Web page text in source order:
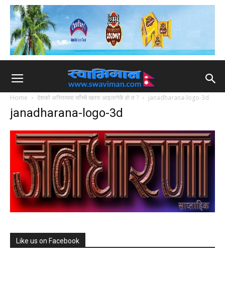
Home देशको अस्तित्वमा साँच्चै खतरा आइलागेकै हो त ? janadharana-logo-3d
janadharana-logo-3d
Like us on Facebook